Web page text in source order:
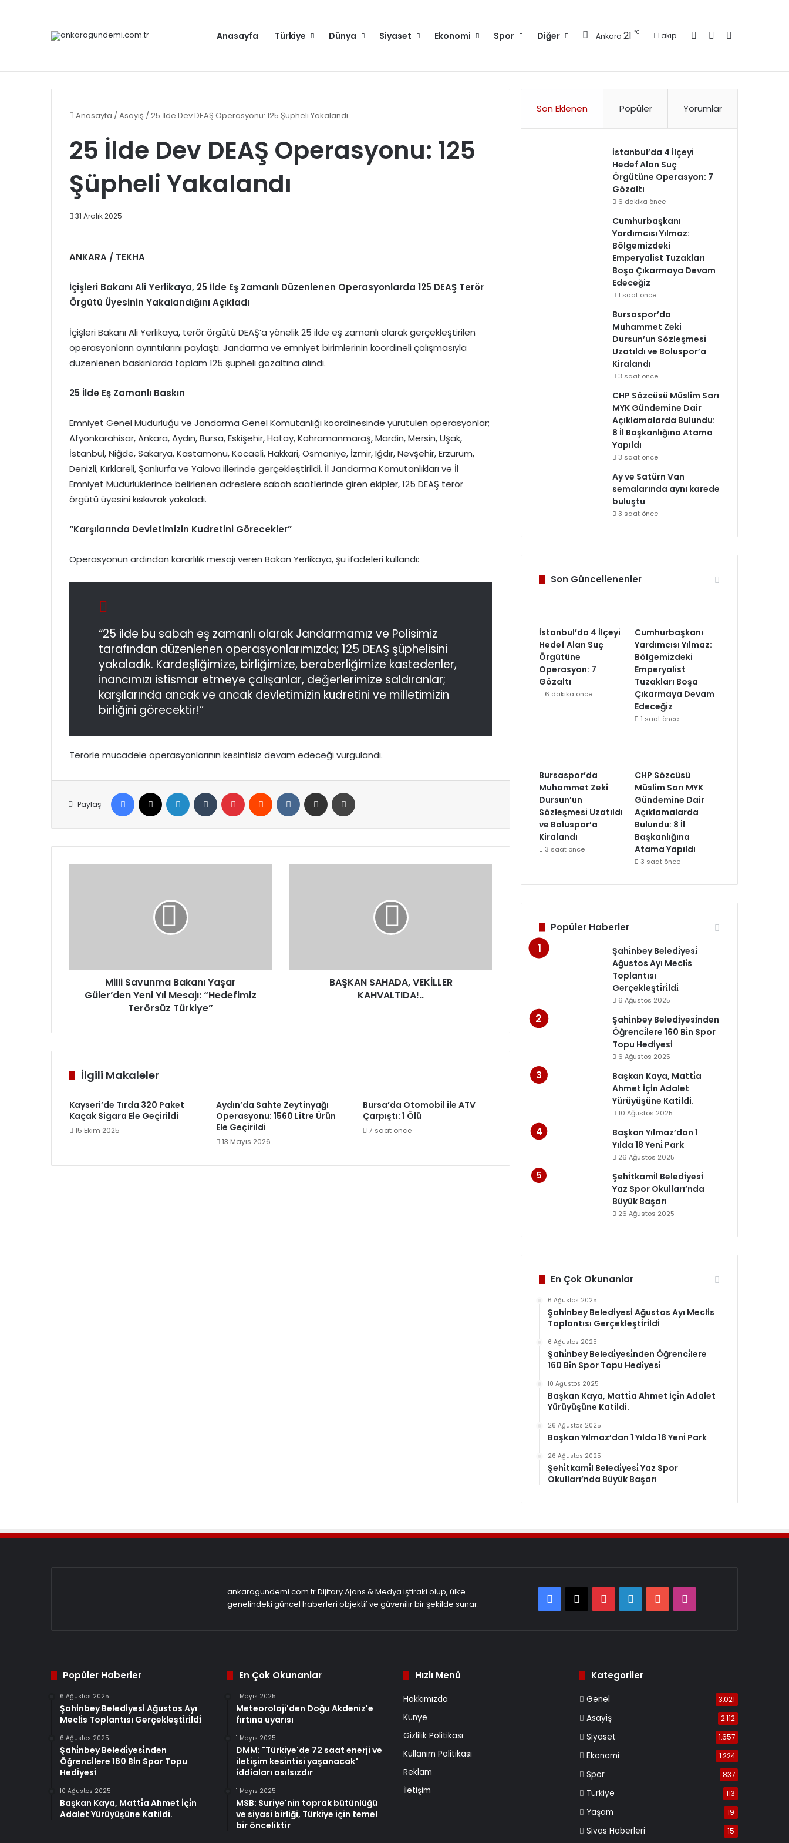
Anasayfa Türkiye Dünya Siyaset Ekonomi Spor Diğer Ankara 21 ℃ Takip Kayıt OlKenar Bölmesi
Anasayfa /Asayiş /25 İlde Dev DEAŞ Operasyonu: 125 Şüpheli Yakalandı
25 İlde Dev DEAŞ Operasyonu: 125
Şüpheli Yakalandı
31 Aralık 2025
ANKARA / TEKHA
İçişleri Bakanı Ali Yerlikaya, 25 İlde Eş Zamanlı Düzenlenen Operasyonlarda 125 DEAŞ Terör
Örgütü Üyesinin Yakalandığını Açıkladı
İçişleri Bakanı Ali Yerlikaya, terör örgütü DEAŞ’a yönelik 25 ilde eş zamanlı olarak gerçekleştirilen
operasyonların ayrıntılarını paylaştı. Jandarma ve emniyet birimlerinin koordineli çalışmasıyla
düzenlenen baskınlarda toplam 125 şüpheli gözaltına alındı.
25 İlde Eş Zamanlı Baskın
Emniyet Genel Müdürlüğü ve Jandarma Genel Komutanlığı koordinesinde yürütülen operasyonlar;
Afyonkarahisar, Ankara, Aydın, Bursa, Eskişehir, Hatay, Kahramanmaraş, Mardin, Mersin, Uşak,
İstanbul, Niğde, Sakarya, Kastamonu, Kocaeli, Hakkari, Osmaniye, İzmir, Iğdır, Nevşehir, Erzurum,
Denizli, Kırklareli, Şanlıurfa ve Yalova illerinde gerçekleştirildi. İl Jandarma Komutanlıkları ve İl
Emniyet Müdürlüklerince belirlenen adreslere sabah saatlerinde giren ekipler, 125 DEAŞ terör
örgütü üyesini kıskıvrak yakaladı.
“Karşılarında Devletimizin Kudretini Görecekler”
Operasyonun ardından kararlılık mesajı veren Bakan Yerlikaya, şu ifadeleri kullandı:
“25 ilde bu sabah eş zamanlı olarak Jandarmamız ve Polisimiz
tarafından düzenlenen operasyonlarımızda; 125 DEAŞ şüphelisini
yakaladık. Kardeşliğimize, birliğimize, beraberliğimize kastedenler,
inancımızı istismar etmeye çalışanlar, değerlerimize saldıranlar;
karşılarında ancak ve ancak devletimizin kudretini ve milletimizin
birliğini görecektir!”
Terörle mücadele operasyonlarının kesintisiz devam edeceği vurgulandı.
Paylaş
Facebook LinkedIn Tumblr Pinterest Reddit VKontakteE-Posta ile paylaş
“Hedefimiz
Türkiye”
Milli Savunma Bakanı Yaşar
Güler’den Yeni Yıl Mesajı: “Hedefimiz
Terörsüz Türkiye”
BAŞKAN SAHADA, VEKİLLER
KAHVALTIDA!..
İlgili Makaleler
Kayseri’de Tırda 320 Paket
Kaçak Sigara Ele Geçirildi
15 Ekim 2025
Aydın’da Sahte Zeytinyağı
Operasyonu: 1560 Litre Ürün
Ele Geçirildi
13 Mayıs 2026
Bursa’da Otomobil ile ATV
Çarpıştı: 1 Ölü
7 saat önce
Son Eklenen Popüler Yorumlar
İstanbul’da 4 İlçeyi
Hedef Alan Suç
Örgütüne Operasyon: 7
Gözaltı
6 dakika önce
Cumhurbaşkanı
Yardımcısı Yılmaz:
Bölgemizdeki
Emperyalist Tuzakları
Boşa Çıkarmaya Devam
Edeceğiz
1 saat önce
Bursaspor’da
Muhammet Zeki
Dursun’un Sözleşmesi
Uzatıldı ve Boluspor’a
Kiralandı
3 saat önce
CHP Sözcüsü Müslim Sarı
MYK Gündemine Dair
Açıklamalarda Bulundu:
8 İl Başkanlığına Atama
Yapıldı
3 saat önce
Ay ve Satürn Van
semalarında aynı karede
buluştu
3 saat önce
Son Güncellenenler
İstanbul’da 4 İlçeyi
Hedef Alan Suç
Örgütüne
Operasyon: 7
Gözaltı
6 dakika önce
Cumhurbaşkanı
Yardımcısı Yılmaz:
Bölgemizdeki
Emperyalist
Tuzakları Boşa
Çıkarmaya Devam
Edeceğiz
1 saat önce
Bursaspor’da
Muhammet Zeki
Dursun’un
Sözleşmesi Uzatıldı
ve Boluspor’a
Kiralandı
3 saat önce
CHP Sözcüsü
Müslim Sarı MYK
Gündemine Dair
Açıklamalarda
Bulundu: 8 İl
Başkanlığına
Atama Yapıldı
3 saat önce
Popüler Haberler
Şahi̇nbey Beledi̇yesi̇
Ağustos Ayı Mecli̇s
Toplantısı
Gerçekleşti̇ri̇ldi̇
6 Ağustos 2025
Şahi̇nbey Beledi̇yesi̇nden
Öğrenci̇lere 160 Bi̇n Spor
Topu Hedi̇yesi̇
6 Ağustos 2025
Başkan Kaya, Matti̇a
Ahmet İçi̇n Adalet
Yürüyüşüne Katildi.
10 Ağustos 2025
Başkan Yılmaz’dan 1
Yılda 18 Yeni̇ Park
26 Ağustos 2025
Şehi̇tkami̇l Beledi̇yesi̇
Yaz Spor Okulları’nda
Büyük Başarı
26 Ağustos 2025
En Çok Okunanlar
6 Ağustos 2025
Şahi̇nbey Beledi̇yesi̇ Ağustos Ayı Mecli̇s
Toplantısı Gerçekleşti̇ri̇ldi̇
6 Ağustos 2025
Şahi̇nbey Beledi̇yesi̇nden Öğrenci̇lere
160 Bi̇n Spor Topu Hedi̇yesi̇
10 Ağustos 2025
Başkan Kaya, Matti̇a Ahmet İçi̇n Adalet
Yürüyüşüne Katildi.
26 Ağustos 2025
Başkan Yılmaz’dan 1 Yılda 18 Yeni̇ Park
26 Ağustos 2025
Şehi̇tkami̇l Beledi̇yesi̇ Yaz Spor
Okulları’nda Büyük Başarı
ankaragundemi.com.tr Dijitary Ajans & Medya iştiraki olup, ülke
genelindeki güncel haberleri objektif ve güvenilir bir şekilde sunar.
Facebook
X PinterestLinkedInYouTube
Popüler Haberler
6 Ağustos 2025
Şahi̇nbey Beledi̇yesi̇ Ağustos Ayı
Mecli̇s Toplantısı Gerçekleşti̇ri̇ldi̇
6 Ağustos 2025
Şahi̇nbey Beledi̇yesi̇nden
Öğrenci̇lere 160 Bi̇n Spor Topu
Hedi̇yesi̇
10 Ağustos 2025
Başkan Kaya, Matti̇a Ahmet İçi̇n
Adalet Yürüyüşüne Katildi.
En Çok Okunanlar
1 Mayıs 2025
Meteoroloji'den Doğu Akdeniz'e
fırtına uyarısı
1 Mayıs 2025
DMM: "Türkiye'de 72 saat enerji ve
iletişim kesintisi yaşanacak"
iddiaları asılsızdır
1 Mayıs 2025
MSB: Suriye'nin toprak bütünlüğü
ve siyasi birliği, Türkiye için temel
bir önceliktir
Hızlı Menü
Hakkımızda
Künye
Gizlilik Politikası
Kullanım Politikası
Reklam
İletişim
Kategoriler
Genel 3.021
Asayiş 2.112
Siyaset 1.657
Ekonomi 1.224
Spor 837
Türkiye 113
Yaşam 19
Sivas Haberleri 15